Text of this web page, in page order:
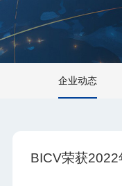
企业动态
BICV荣获2022